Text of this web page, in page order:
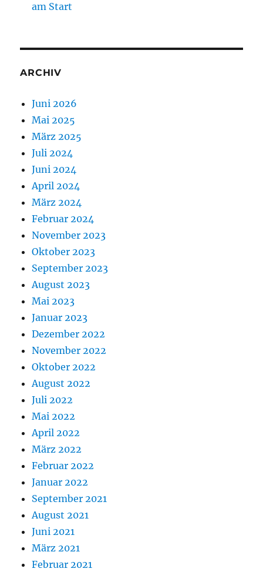
am Start
ARCHIV
Juni 2026
Mai 2025
März 2025
Juli 2024
Juni 2024
April 2024
März 2024
Februar 2024
November 2023
Oktober 2023
September 2023
August 2023
Mai 2023
Januar 2023
Dezember 2022
November 2022
Oktober 2022
August 2022
Juli 2022
Mai 2022
April 2022
März 2022
Februar 2022
Januar 2022
September 2021
August 2021
Juni 2021
März 2021
Februar 2021